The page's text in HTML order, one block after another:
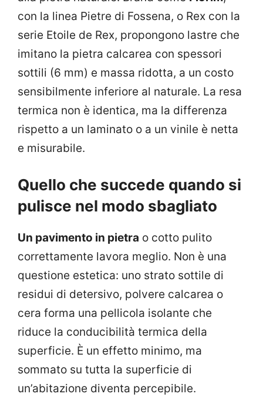
con la linea Pietre di Fossena, o Rex con la
serie Etoile de Rex, propongono lastre che
imitano la pietra calcarea con spessori
sottili (6 mm) e massa ridotta, a un costo
sensibilmente inferiore al naturale. La resa
termica non è identica, ma la differenza
rispetto a un laminato o a un vinile è netta
e misurabile.
Quello che succede quando si
pulisce nel modo sbagliato
Un pavimento in pietra o cotto pulito
correttamente lavora meglio. Non è una
questione estetica: uno strato sottile di
residui di detersivo, polvere calcarea o
cera forma una pellicola isolante che
riduce la conducibilità termica della
superficie. È un effetto minimo, ma
sommato su tutta la superficie di
un’abitazione diventa percepibile.